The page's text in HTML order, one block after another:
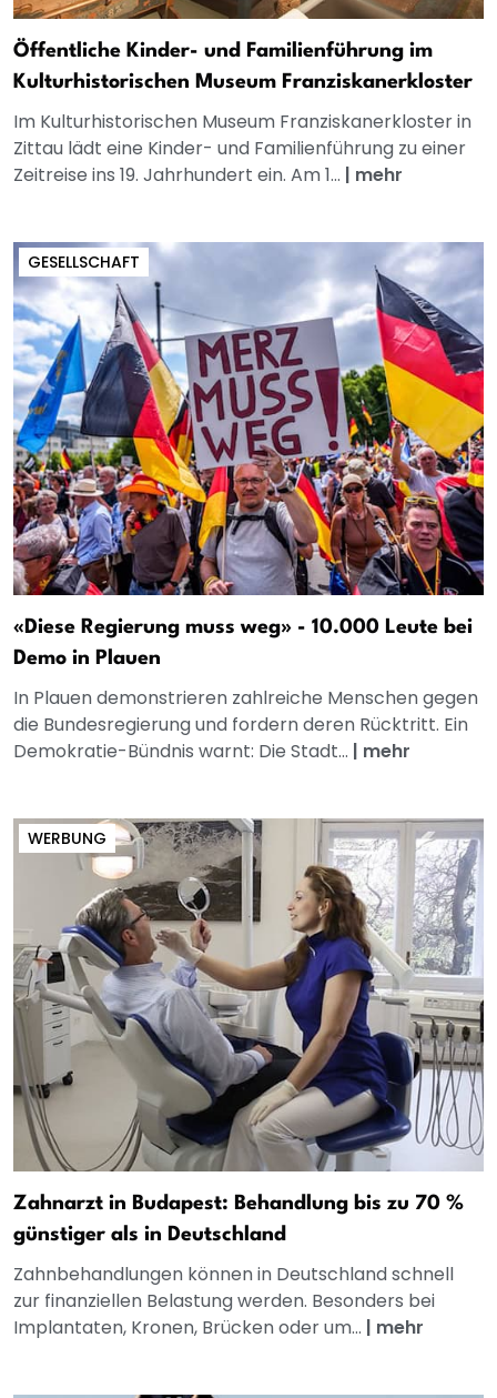
Öffentliche Kinder- und Familienführung im
Kulturhistorischen Museum Franziskanerkloster
Im Kulturhistorischen Museum Franziskanerkloster in
Zittau lädt eine Kinder- und Familienführung zu einer
Zeitreise ins 19. Jahrhundert ein. Am 1... | mehr
GESELLSCHAFT
«Diese Regierung muss weg» - 10.000 Leute bei
Demo in Plauen
In Plauen demonstrieren zahlreiche Menschen gegen
die Bundesregierung und fordern deren Rücktritt. Ein
Demokratie-Bündnis warnt: Die Stadt... | mehr
WERBUNG
Zahnarzt in Budapest: Behandlung bis zu 70 %
günstiger als in Deutschland
Zahnbehandlungen können in Deutschland schnell
zur finanziellen Belastung werden. Besonders bei
Implantaten, Kronen, Brücken oder um... | mehr